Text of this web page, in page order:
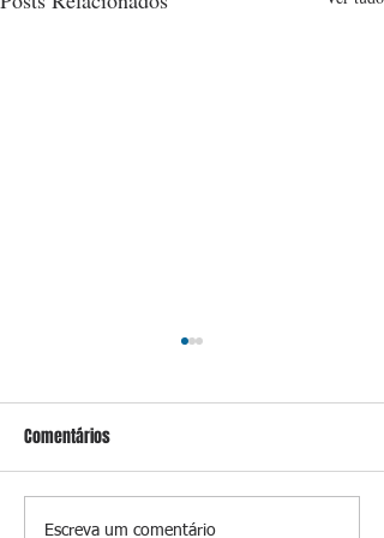
Comentários
Escreva um comentário